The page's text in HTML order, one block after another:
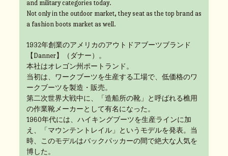
and military categories today.
Not only in the outdoor market, they seat as the top brand as
a fashion boots market as well.
1932年創業のアメリカのアウトドアブーツブランド
【Danner】（ダナー）。
本社はオレゴン州ポートランド。
当初は、ワークブーツを生産する工場で、低価格のワ
ークブーツを製造・販売。
第二次世界大戦中に、「造船所の靴」と呼ばれる樵用
の作業靴メーカーとして有名になった。
1960年代には、ハイキングブーツを生産ラインに加
え、「マウンテントレイル」というモデルを発表。当
時、このモデルはバックパッカーの間で絶大な人気を
博した。